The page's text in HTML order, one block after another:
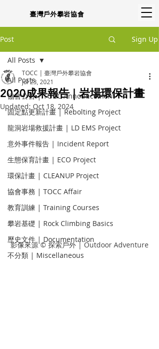
臺灣戶外攀岩協會
Post Sign Up
All Posts
協會公告 | TOCC Announcement
固定點更新計畫 | Rebolting Project
龍洞岩場救援計畫 | LD EMS Project
意外事件報告 | Incident Report
生態保育計畫 | ECO Project
環保計畫 | CLEANUP Project
協會事務 | TOCC Affair
教育訓練 | Training Courses
攀岩基礎 | Rock Climbing Basics
歷史文件 | Documentation
不分類 | Miscellaneous
All Posts
2020成果報告 | 岩場環保計畫
TOCC | 臺灣戶外攀岩協會
Jul 23, 2021
Updated: Oct 18, 2024
影像來源 © 探索戶外 | Outdoor Adventure